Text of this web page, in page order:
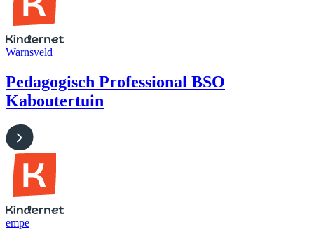
Warnsveld
Pedagogisch Professional BSO
Kaboutertuin
empe